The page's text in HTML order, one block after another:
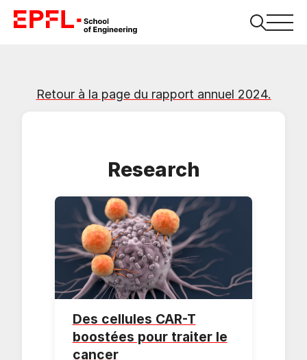
Retour à la page du rapport annuel 2024.
Research
Des cellules CAR-T
boostées pour traiter le
cancer